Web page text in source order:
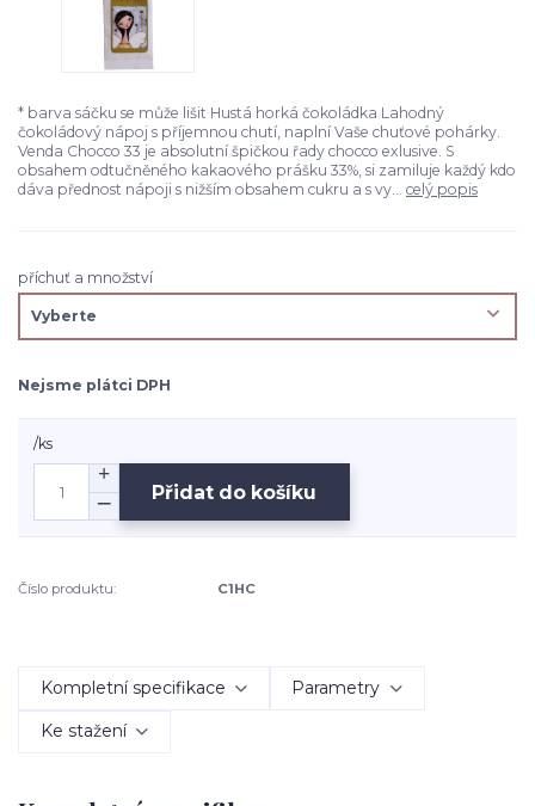
* barva sáčku se může lišit Hustá horká čokoládka Lahodný
čokoládový nápoj s příjemnou chutí, naplní Vaše chuťové pohárky.
Venda Chocco 33 je absolutní špičkou řady chocco exlusive. S
obsahem odtučněného kakaového prášku 33%, si zamiluje každý kdo
dáva přednost nápoji s nižším obsahem cukru a s vy... celý popis
příchuť a množství
Nejsme plátci DPH
/ks
Přidat do košíku
Číslo produktu: C1HC
Kompletní specifikace Parametry
Ke stažení